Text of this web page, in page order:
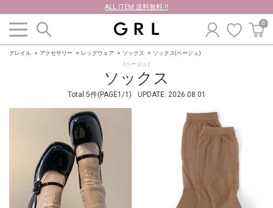
ALL ITEM 送料無料 !!
0
グレイル アクセサリー レッグウェア ソックス ソックス(ベージュ)
ソックス
(ベージュ)
Total:5件(PAGE1/1) UPDATE: 2026.08.01